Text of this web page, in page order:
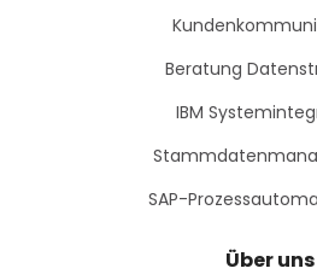
Beratung
IBM
SAP-
Über uns